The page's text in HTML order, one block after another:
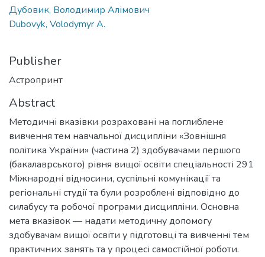
Дубовик, Володимир Алімович
Dubovyk, Volodymyr A.
Publisher
Астропринт
Abstract
Методичні вказівки розраховані на поглиблене
вивчення тем навчальної дисципліни «Зовнішня
політика України» (частина 2) здобувачами першого
(бакалаврського) рівня вищої освіти спеціальності 291
Міжнародні відносини, суспільні комунікації та
регіональні студії та були розроблені відповідно до
силабусу та робочої програми дисципліни. Основна
мета вказівок — надати методичну допомогу
здобувачам вищої освіти у підготовці та вивченні тем
практичних занять та у процесі самостійної роботи.